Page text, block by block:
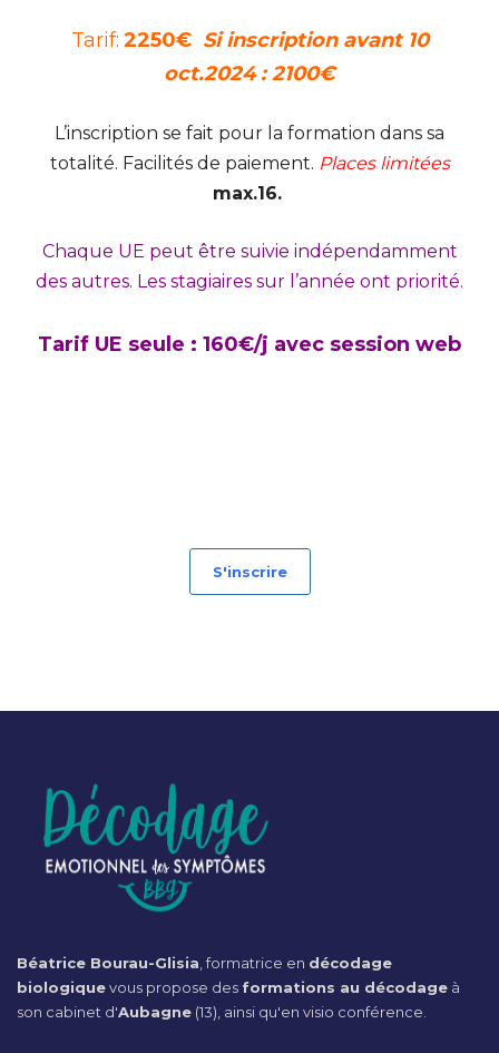
Tarif: 2250€ Si inscription avant 10
oct.2024 :2100€
L’inscription se fait pour la formation dans sa
totalité. Facilités de paiement. Places limitées
max.16.
Chaque UE peut être suivie indépendamment
des autres. Les stagiaires sur l’année ont priorité.
Tarif UE seule : 160€/j avec session web
S'inscrire
Béatrice Bourau-Glisia , formatrice en décodage
biologiquevous propose des formations au décodage à
son cabinet d'Aubagne (13), ainsi qu'en visio conférence.